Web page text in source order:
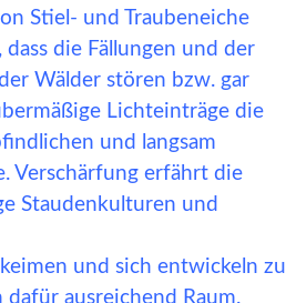
Stiel- und Traubeneiche
die Fällungen und der
Wälder stören bzw. gar
Lichteinträge die
und langsam
Verschärfung erfährt die
Staudenkulturen und
und sich entwickeln zu
ausreichend Raum.